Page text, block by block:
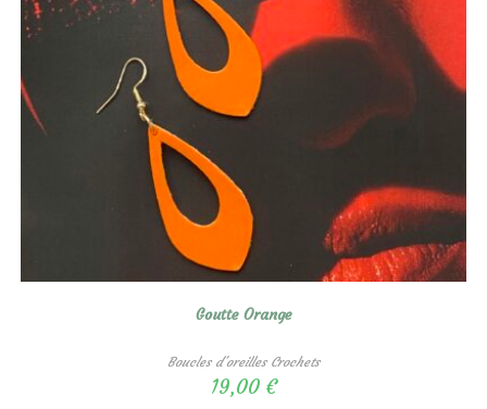
Goutte Orange
Boucles d'oreilles Crochets
19,00 €